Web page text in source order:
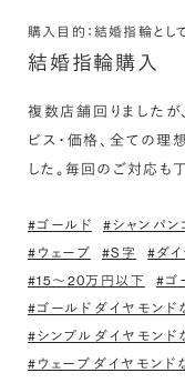
購入目的：結婚指輪とし
結婚指輪購入
複数店舗回りましたが
ビス・価格、全ての理
した。毎回のご対応も
#ゴールド #シャンパン
#ウェーブ
#S字 #ダイ
#15〜20万円以下
#ゴ
#ゴールド ダイヤモンド
#シンプル ダイヤモンド
#ウェーブ ダイヤモンド